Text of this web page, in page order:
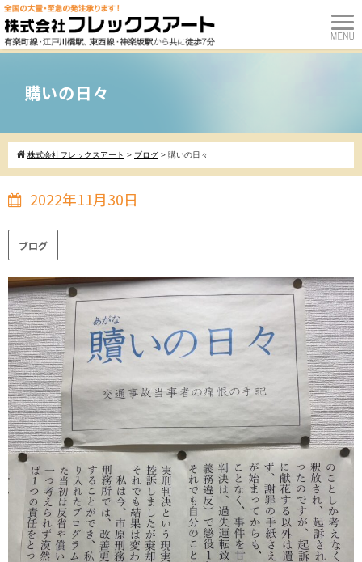
購いの日々
株式会社フレックスアート > ブログ > 購いの日々
2022年11月30日
ブログ